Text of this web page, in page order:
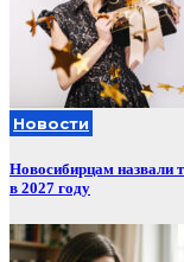
Новости
Новосибирцам назвали
в 2027 году